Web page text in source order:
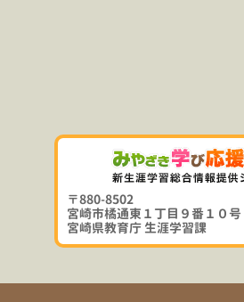
〒880-8502
宮崎市橘通東１丁目９番１０号
宮崎県教育庁 生涯学習課